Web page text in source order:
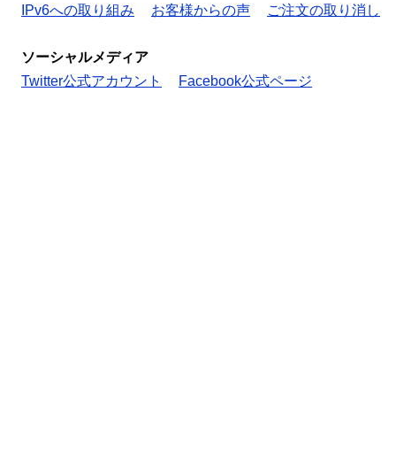
IPv6への取り組み
お客様からの声 ご注文の取り消し
ソーシャルメディア
Twitter公式アカウント
Facebook公式ページ